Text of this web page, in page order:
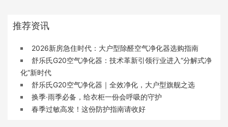
推荐资讯
2026新房急住时代：大户型除醛空气净化器选购指南
舒乐氏G20空气净化器：技术革新引领行业进入“分解式净
化”新时代
舒乐氏G20空气净化器｜全效净化，大户型旗舰之选
换季·雨季必备，给衣柜一份会呼吸的守护
春季过敏高发！这份防护指南请收好